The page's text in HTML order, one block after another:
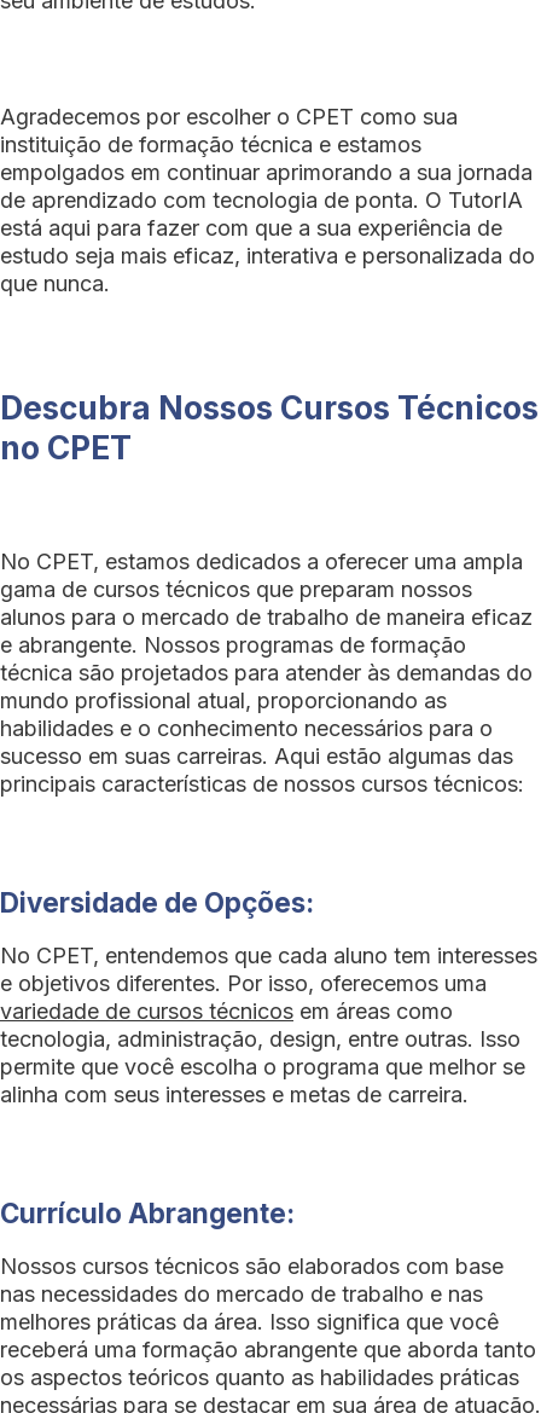
Agradecemos por escolher o CPET como sua
instituição de formação técnica e estamos
empolgados em continuar aprimorando a sua jornada
de aprendizado com tecnologia de ponta. O TutorIA
está aqui para fazer com que a sua experiência de
estudo seja mais eficaz, interativa e personalizada do
que nunca.
Descubra Nossos Cursos Técnicos
no CPET
No CPET, estamos dedicados a oferecer uma ampla
gama de cursos técnicos que preparam nossos
alunos para o mercado de trabalho de maneira eficaz
e abrangente. Nossos programas de formação
técnica são projetados para atender às demandas do
mundo profissional atual, proporcionando as
habilidades e o conhecimento necessários para o
sucesso em suas carreiras. Aqui estão algumas das
principais características de nossos cursos técnicos:
Diversidade de Opções:
No CPET, entendemos que cada aluno tem interesses
e objetivos diferentes. Por isso, oferecemos uma
variedade de cursos técnicos em áreas como
tecnologia, administração, design, entre outras. Isso
permite que você escolha o programa que melhor se
alinha com seus interesses e metas de carreira.
Currículo Abrangente:
Nossos cursos técnicos são elaborados com base
nas necessidades do mercado de trabalho e nas
melhores práticas da área. Isso significa que você
receberá uma formação abrangente que aborda tanto
os aspectos teóricos quanto as habilidades práticas
necessárias para se destacar em sua área de atuação.